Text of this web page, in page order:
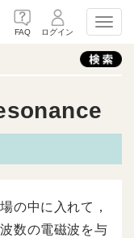
FAQ ログイン
の中に入れて，
数の電磁波を与